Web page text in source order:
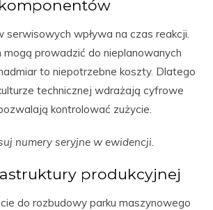
serwisowych wpływa na czas reakcji.
mogą prowadzić do nieplanowanych
to niepotrzebne koszty. Dlatego
technicznej wdrażają cyfrowe
kontrolować zużycie.
numery seryjne w ewidencji.
produkcyjnej
do rozbudowy parku maszynowego